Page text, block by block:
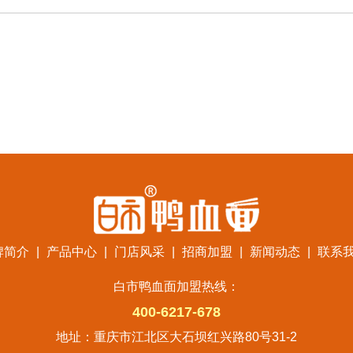
简介 产品中心 门店风采 招商加盟 新闻动态 联系
白市鸭血面加盟热线：
400-6217-678
地址：重庆市江北区大石坝红兴路80号31-2